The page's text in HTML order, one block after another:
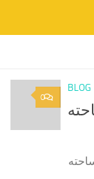
0
BLOG